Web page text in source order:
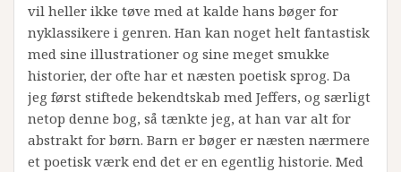
vil heller ikke tøve med at kalde hans bøger for
nyklassikere i genren. Han kan noget helt fantastisk
med sine illustrationer og sine meget smukke
historier, der ofte har et næsten poetisk sprog. Da
jeg først stiftede bekendtskab med Jeffers, og særligt
netop denne bog, så tænkte jeg, at han var alt for
abstrakt for børn. Barn er bøger er næsten nærmere
et poetisk værk end det er en egentlig historie. Med